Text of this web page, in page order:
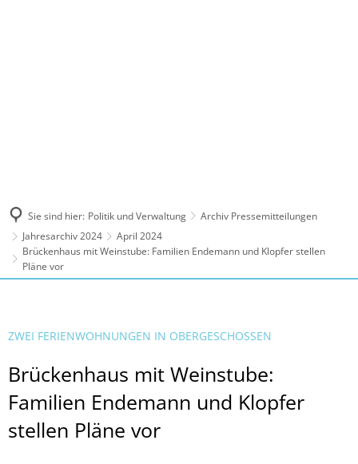
Sie sind hier: Politik und Verwaltung
Archiv Pressemitteilungen
Jahresarchiv 2024
April 2024
Brückenhaus mit Weinstube: Familien Endemann und Klopfer stellen
Pläne vor
ZWEI FERIENWOHNUNGEN IN OBERGESCHOSSEN
Brückenhaus mit Weinstube:
Familien Endemann und Klopfer
stellen Pläne vor